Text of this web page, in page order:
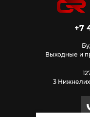
+7
Выходные и
3